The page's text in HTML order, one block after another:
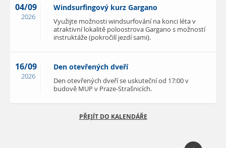
04/09
2026
Windsurfingový kurz Gargano
Využijte možnosti windsurfování na konci léta v
atraktivní lokalitě poloostrova Gargano s možností
instruktáže (pokročilí jezdí sami).
16/09
2026
Den otevřených dveří
Den otevřených dveří se uskuteční od 17:00 v
budově MUP v Praze-Strašnicích.
PŘEJÍT DO KALENDÁŘE